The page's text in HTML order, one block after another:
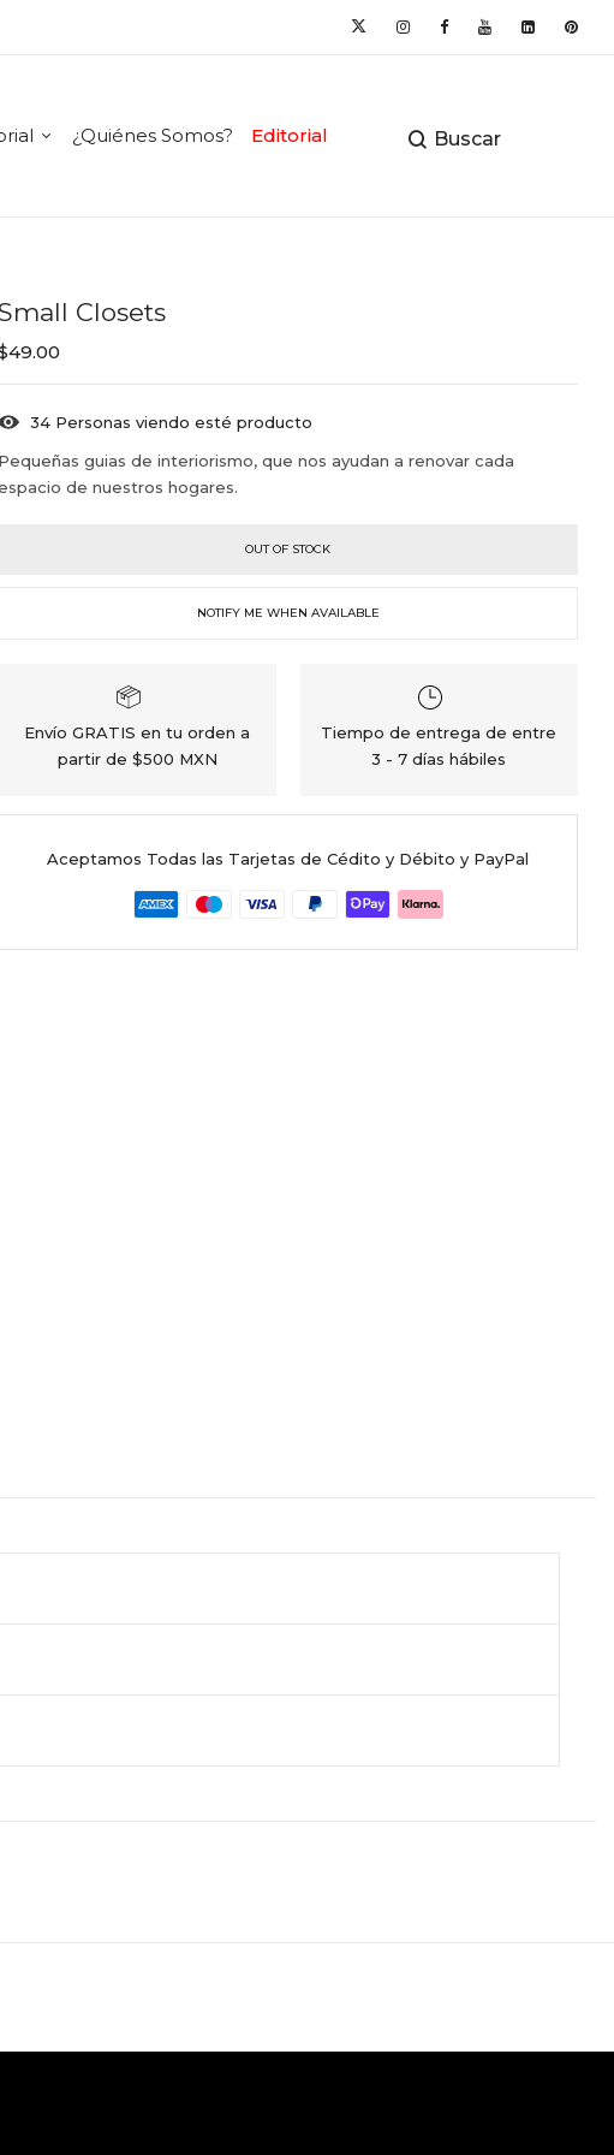
¿Quiénes Somos? Editorial Buscar
Small Closets
49.00
34 Personas viendo esté producto
Pequeñas guias de interiorismo, que nos ayudan a renovar cada
de nuestros hogares.
OUT OF STOCK
NOTIFY ME WHEN AVAILABLE
Envío GRATIS en tu orden a
partir de $500 MXN
Tiempo de entrega de entre
3 - 7 días hábiles
Aceptamos Todas las Tarjetas de Cédito y Débito y PayPal